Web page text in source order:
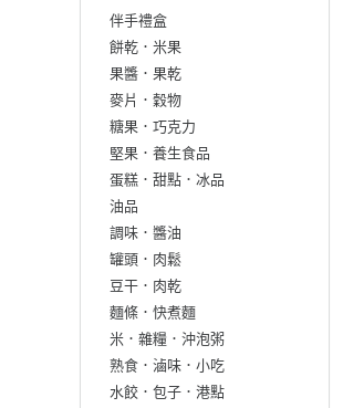
伴手禮盒
餅乾．米果
果醬．果乾
麥片．穀物
糖果．巧克力
堅果．養生食品
蛋糕．甜點．冰品
油品
調味．醬油
罐頭．肉鬆
豆干．肉乾
麵條．快煮麵
米．雜糧．沖泡粥
熟食．滷味．小吃
水餃．包子．港點